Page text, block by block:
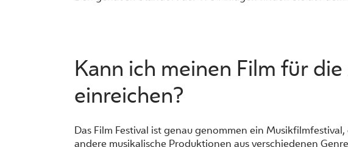
Kann ich meinen Film für
einreichen?
Das Film Festival ist genau genommen ein
andere musikalische Produktionen aus verschiedenen